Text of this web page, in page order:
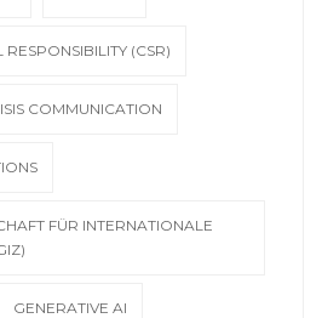
(CSR)
COMMUNICATION
FÜR INTERNATIONALE
GENERATIVE AI